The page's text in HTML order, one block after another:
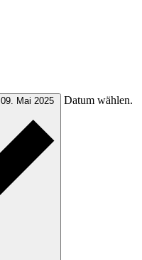
09. Mai 2025 Datum wählen.